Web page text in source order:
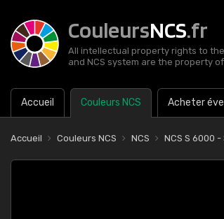
CouleursNCS.fr
All intellectual property rights to
and NCS system are the property of
Accueil Couleurs NCS Acheter
Accueil Couleurs NCS NCS NCS S 6000 -